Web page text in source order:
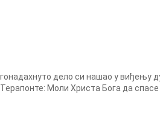
дело си нашао у виђењу
Моли Христа Бога да